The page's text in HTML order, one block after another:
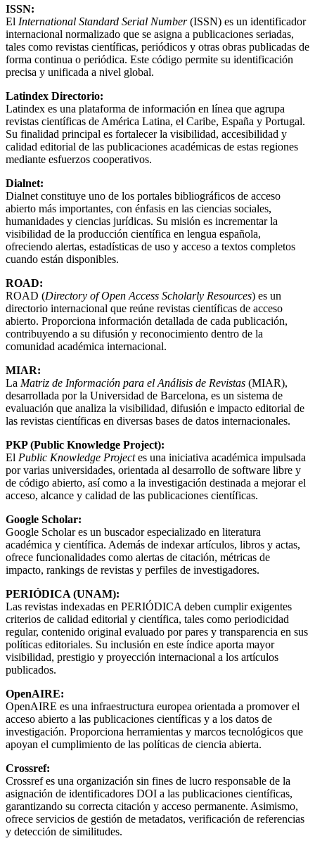
ISSN:
El International Standard Serial Number(ISSN) es un identificador
internacional normalizado que se asigna a publicaciones seriadas,
tales como revistas científicas, periódicos y otras obras publicadas de
forma continua o periódica. Este código permite su identificación
precisa y unificada a nivel global.
Latindex Directorio:
Latindex es una plataforma de información en línea que agrupa
revistas científicas de América Latina, el Caribe, España y Portugal.
Su finalidad principal es fortalecer la visibilidad, accesibilidad y
calidad editorial de las publicaciones académicas de estas regiones
mediante esfuerzos cooperativos.
Dialnet:
Dialnet constituye uno de los portales bibliográficos de acceso
abierto más importantes, con énfasis en las ciencias sociales,
humanidades y ciencias jurídicas. Su misión es incrementar la
visibilidad de la producción científica en lengua española,
ofreciendo alertas, estadísticas de uso y acceso a textos completos
cuando están disponibles.
ROAD:
ROAD (Directory of Open Access Scholarly Resources) es un
directorio internacional que reúne revistas científicas de acceso
abierto. Proporciona información detallada de cada publicación,
contribuyendo a su difusión y reconocimiento dentro de la
comunidad académica internacional.
MIAR:
La Matriz de Información para el Análisis de Revistas (MIAR),
desarrollada por la Universidad de Barcelona, es un sistema de
evaluación que analiza la visibilidad, difusión e impacto editorial de
las revistas científicas en diversas bases de datos internacionales.
PKP (Public Knowledge Project):
El Public Knowledge Projectes una iniciativa académica impulsada
por varias universidades, orientada al desarrollo de software libre y
de código abierto, así como a la investigación destinada a mejorar el
acceso, alcance y calidad de las publicaciones científicas.
Google Scholar:
Google Scholar es un buscador especializado en literatura
académica y científica. Además de indexar artículos, libros y actas,
ofrece funcionalidades como alertas de citación, métricas de
impacto, rankings de revistas y perfiles de investigadores.
PERIÓDICA (UNAM):
Las revistas indexadas en PERIÓDICA deben cumplir exigentes
criterios de calidad editorial y científica, tales como periodicidad
regular, contenido original evaluado por pares y transparencia en sus
políticas editoriales. Su inclusión en este índice aporta mayor
visibilidad, prestigio y proyección internacional a los artículos
publicados.
OpenAIRE:
OpenAIRE es una infraestructura europea orientada a promover el
acceso abierto a las publicaciones científicas y a los datos de
investigación. Proporciona herramientas y marcos tecnológicos que
apoyan el cumplimiento de las políticas de ciencia abierta.
Crossref:
Crossref es una organización sin fines de lucro responsable de la
asignación de identificadores DOI a las publicaciones científicas,
garantizando su correcta citación y acceso permanente. Asimismo,
ofrece servicios de gestión de metadatos, verificación de referencias
y detección de similitudes.